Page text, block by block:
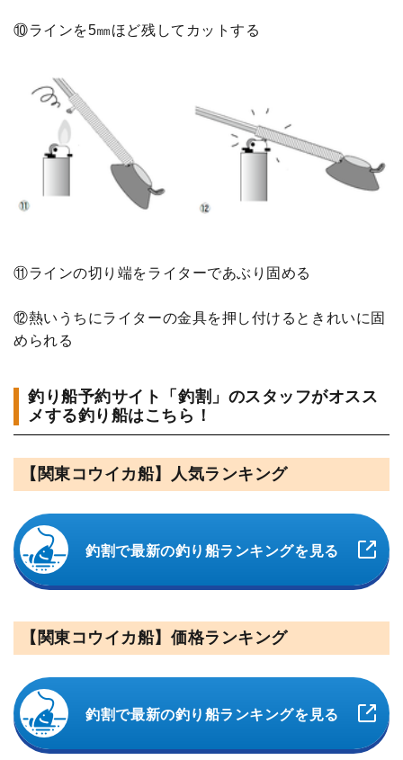
⑩ラインを5㎜ほど残してカットする
⑪ラインの切り端をライターであぶり固める
⑫熱いうちにライターの金具を押し付けるときれいに固
められる
釣り船予約サイト「釣割」のスタッフがオスス
メする釣り船はこちら！
【関東コウイカ船】人気ランキング
釣割で最新の釣り船ランキングを見る
【関東コウイカ船】価格ランキング
釣割で最新の釣り船ランキングを見る